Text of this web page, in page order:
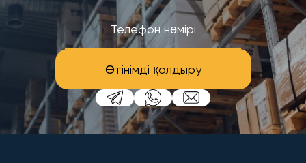
Өтінімді қалдыру